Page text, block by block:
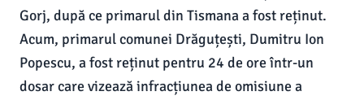
Gorj, după ce primarul din Tismana a fost reținut.
Acum, primarul comunei Drăguțești, Dumitru Ion
Popescu, a fost reținut pentru 24 de ore într-un
dosar care vizează infracțiunea de omisiune a